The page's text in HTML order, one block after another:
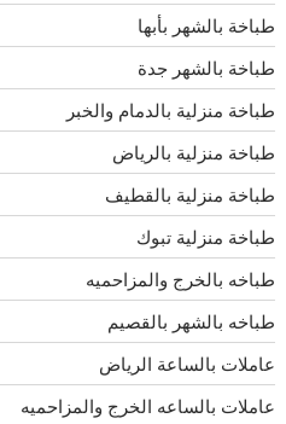
طباخة بالشهر بأبها
طباخة بالشهر جدة
طباخة منزلية بالدمام والخبر
طباخة منزلية بالرياض
طباخة منزلية بالقطيف
طباخة منزلية تبوك
طباخه بالخرج والمزاحميه
طباخه بالشهر بالقصيم
عاملات بالساعة الرياض
عاملات بالساعه الخرج والمزاحميه